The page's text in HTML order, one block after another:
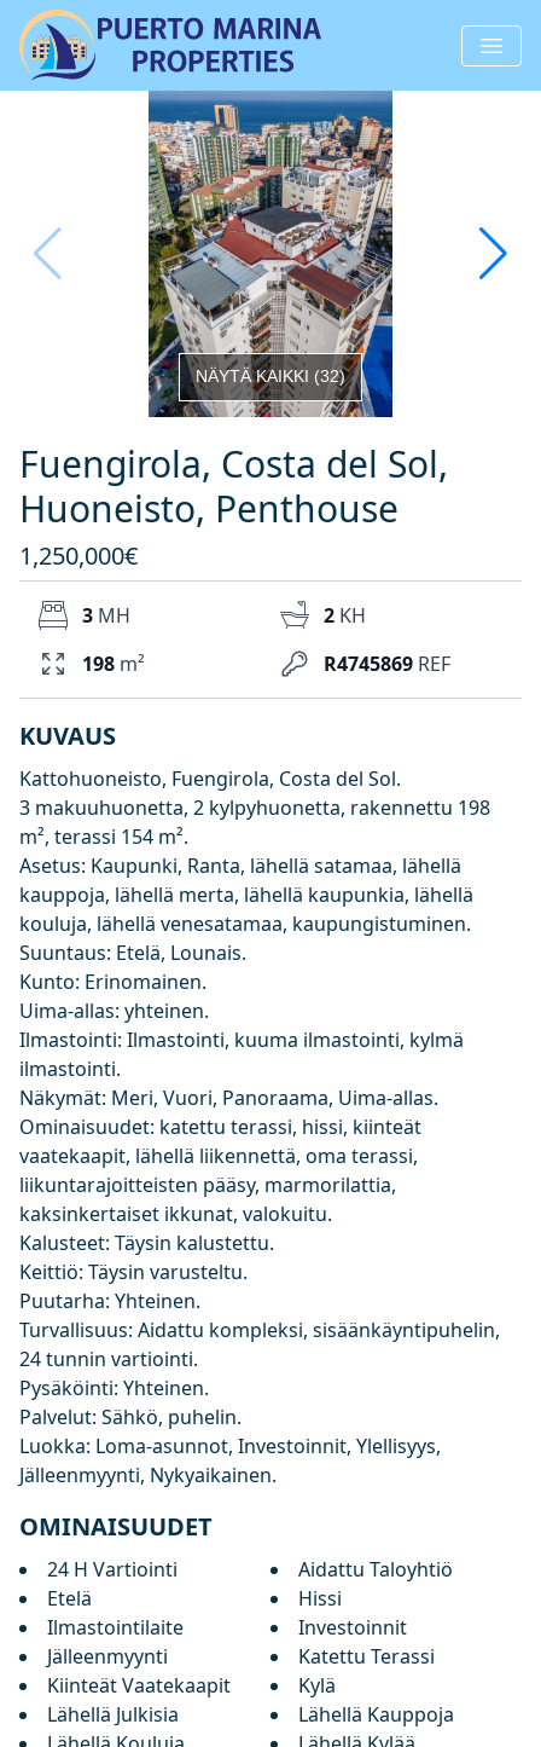
NÄYTÄ KAIKKI (32)
Fuengirola, Costa del Sol,
Huoneisto, Penthouse
1,250,000€
R4745869 REF
3 MH 2 KH
198 m²
KUVAUS
Kattohuoneisto, Fuengirola, Costa del Sol.
3 makuuhuonetta, 2 kylpyhuonetta, rakennettu 198
m², terassi 154 m².
Asetus: Kaupunki, Ranta, lähellä satamaa, lähellä
kauppoja, lähellä merta, lähellä kaupunkia, lähellä
kouluja, lähellä venesatamaa, kaupungistuminen.
Suuntaus: Etelä, Lounais.
Kunto: Erinomainen.
Uima-allas: yhteinen.
Ilmastointi: Ilmastointi, kuuma ilmastointi, kylmä
ilmastointi.
Näkymät: Meri, Vuori, Panoraama, Uima-allas.
Ominaisuudet: katettu terassi, hissi, kiinteät
vaatekaapit, lähellä liikennettä, oma terassi,
liikuntarajoitteisten pääsy, marmorilattia,
kaksinkertaiset ikkunat, valokuitu.
Kalusteet: Täysin kalustettu.
Keittiö: Täysin varusteltu.
Puutarha: Yhteinen.
Turvallisuus: Aidattu kompleksi, sisäänkäyntipuhelin,
24 tunnin vartiointi.
Pysäköinti: Yhteinen.
Palvelut: Sähkö, puhelin.
Luokka: Loma-asunnot, Investoinnit, Ylellisyys,
Jälleenmyynti, Nykyaikainen.
OMINAISUUDET
24 H Vartiointi
Aidattu Taloyhtiö
Etelä
Hissi
Ilmastointilaite
Investoinnit
Jälleenmyynti
Katettu Terassi
Kiinteät Vaatekaapit
Kylä
Lähellä Julkisia
Lähellä Kauppoja